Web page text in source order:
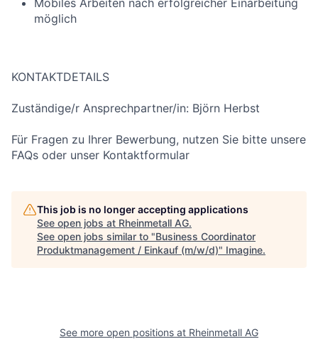
Mobiles Arbeiten nach erfolgreicher Einarbeitung
möglich
KONTAKTDETAILS
Zuständige/r Ansprechpartner/in: Björn Herbst
Für Fragen zu Ihrer Bewerbung, nutzen Sie bitte unsere
FAQs oder unser Kontaktformular
This job is no longer accepting applications
See open jobs at Rheinmetall AG.
See open jobs similar to "Business Coordinator
Produktmanagement / Einkauf (m/w/d)" Imagine.
See more open positions at Rheinmetall AG